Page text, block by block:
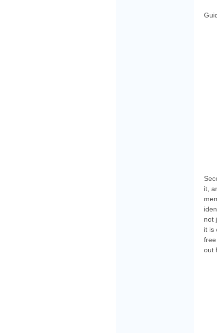
it,
not
it is
out